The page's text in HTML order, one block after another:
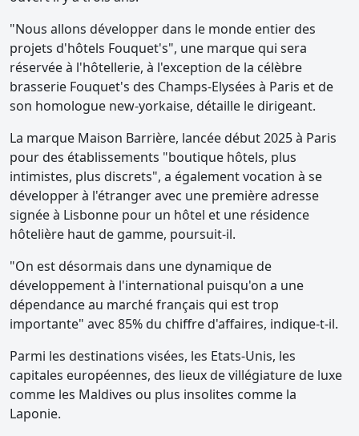
"Nous allons développer dans le monde entier des
projets d'hôtels Fouquet's", une marque qui sera
réservée à l'hôtellerie, à l'exception de la célèbre
brasserie Fouquet's des Champs-Elysées à Paris et de
son homologue new-yorkaise, détaille le dirigeant.
La marque Maison Barrière, lancée début 2025 à Paris
pour des établissements "boutique hôtels, plus
intimistes, plus discrets", a également vocation à se
développer à l'étranger avec une première adresse
signée à Lisbonne pour un hôtel et une résidence
hôtelière haut de gamme, poursuit-il.
"On est désormais dans une dynamique de
développement à l'international puisqu'on a une
dépendance au marché français qui est trop
importante" avec 85% du chiffre d'affaires, indique-t-il.
Parmi les destinations visées, les Etats-Unis, les
capitales européennes, des lieux de villégiature de luxe
comme les Maldives ou plus insolites comme la
Laponie.